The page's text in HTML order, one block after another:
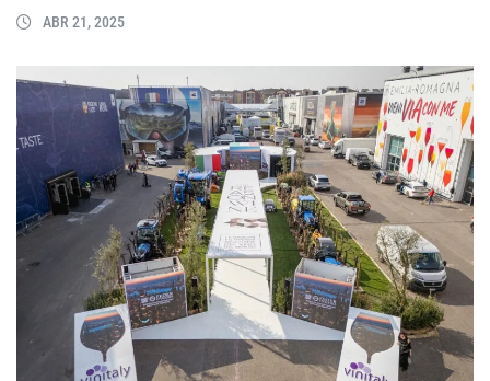
ABR 21, 2025